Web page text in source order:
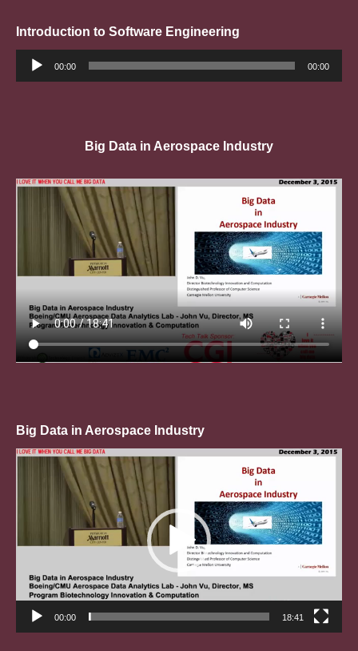
Introduction to Software Engineering
Trình
phát
âm
00:00 00:00
Big Data in Aerospace Industry
Big Data in Aerospace Industry
Trình
00:00 18:41